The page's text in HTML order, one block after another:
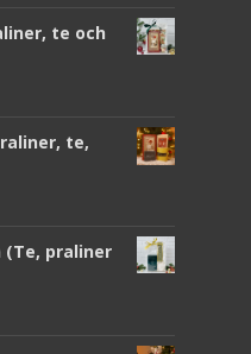
te och
te,
(Te, praliner